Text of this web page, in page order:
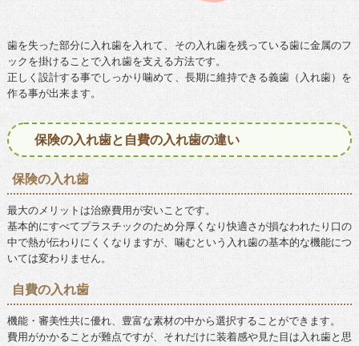
歯を失った部分に入れ歯を入れて、その入れ歯を残っている歯に金属のフ
ックを掛けることで入れ歯を支える方法です。
正しく設計する事でしっかり噛めて、長期に維持できる義歯（入れ歯）を
作る事が出来ます。
保険の入れ歯と自費の入れ歯の違い
保険の入れ歯
最大のメリットは治療費用が安いことです。
基本的にすべてプラスチックのため分厚くなり快適さが損なわれたり口の
中で熱が伝わりにくくなりますが、噛むという入れ歯の基本的な機能につ
いては変わりません。
自費の入れ歯
機能・審美性共に優れ、豊富な素材の中から選択することができます。
費用がかかることが難点ですが、それだけに装着感や見た目は入れ歯と思